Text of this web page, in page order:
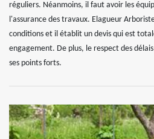
réguliers. Néanmoins, il faut avoir les
l'assurance des travaux. Elagueur
conditions et il établit un devis qui est
engagement. De plus, le respect des
ses points forts.